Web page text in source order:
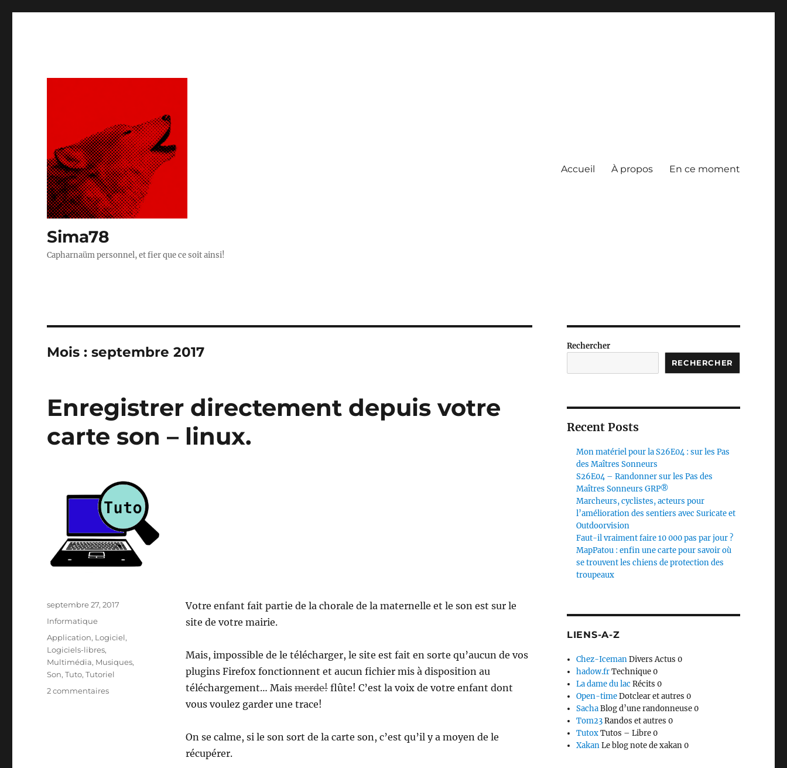
Sima78
Capharnaüm personnel, et fier que ce soit ainsi!
Accueil À propos En ce moment
Mois :septembre 2017
Enregistrer directement depuis votre
carte son – linux.
Votre enfant fait partie de la chorale de la maternelle et le son est sur le
site de votre mairie.
Mais, impossible de le télécharger, le site est fait en sorte qu’aucun de vos
plugins Firefox fonctionnent et aucun fichier mis à disposition au
téléchargement… Mais merde!flûte! C’est la voix de votre enfant dont
vous voulez garder une trace!
On se calme, si le son sort de la carte son, c’est qu’il y a moyen de le
récupérer.
Publié
septembre 27, 2017
Catégories
Informatique
Étiquettes
Application, Logiciel,
Logiciels-libres,
Multimédia, Musiques,
Son,Tuto,Tutoriel
2 commentairessur
Rechercher
RECHERCHER
Recent Posts
Mon matériel pour la S26E04 : sur les Pas
des Maîtres Sonneurs
S26E04 – Randonner sur les Pas des
Maîtres Sonneurs GRP®
Marcheurs, cyclistes, acteurs pour
l’amélioration des sentiers avec Suricate et
Outdoorvision
Faut-il vraiment faire 10 000 pas par jour ?
MapPatou : enfin une carte pour savoir où
se trouvent les chiens de protection des
troupeaux
LIENS-A-Z
Chez-IcemanDivers Actus 0
hadow.frTechnique 0
La dame du lac Récits 0
Open-timeDotclear et autres 0
SachaBlog d’une randonneuse 0
Tom23Randos et autres 0
TutoxTutos – Libre 0
XakanLe blog note de xakan 0